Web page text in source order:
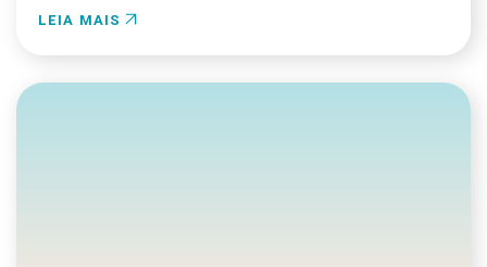
LEIA MAIS